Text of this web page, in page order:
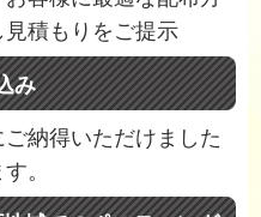
積もりをご提示
み
納得いただけました
。